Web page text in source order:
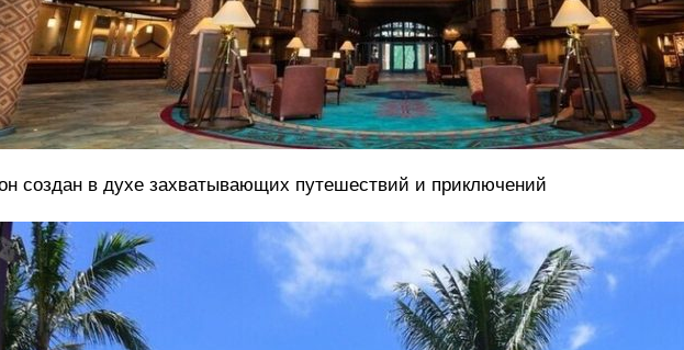
создан в духе захватывающих путешествий и приключений